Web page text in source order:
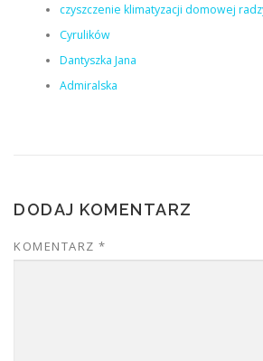
czyszczenie klimatyzacji domowej
Cyrulików
Dantyszka Jana
Admiralska
DODAJ KOMENTARZ
KOMENTARZ *